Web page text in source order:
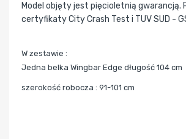
Model objęty jest pięcioletnią gwarancją.
certyfikaty City Crash Test i TUV SUD -
W zestawie :
Jedna belka Wingbar Edge długość 104 cm
szerokość robocza : 91-101 cm